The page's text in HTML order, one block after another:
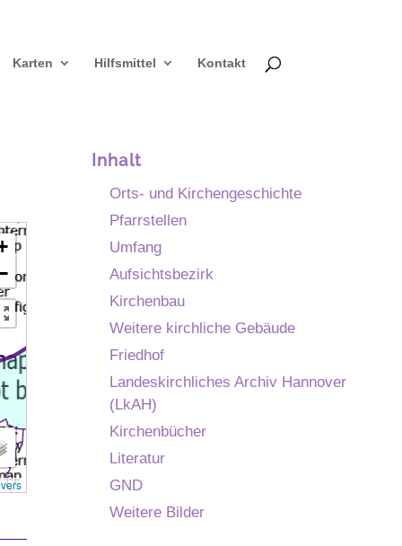
Karten Hilfsmittel Kontakt
Inhalt
Orts- und Kirchengeschichte
Pfarrstellen
Umfang
Aufsichtsbezirk
Kirchenbau
Weitere kirchliche Gebäude
Friedhof
Landeskirchliches Archiv Hannover
(LkAH)
Kirchenbücher
Literatur
GND
Weitere Bilder